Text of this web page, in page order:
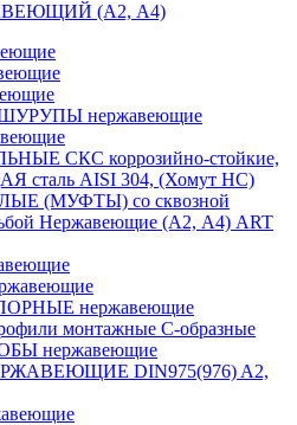
(А2, А4)
нержавеющие
СКС коррозийно-стойкие,
AISI 304, (Хомут НС)
(МУФТЫ) со сквозной
Нержавеющие (А2, А4) ART
нержавеющие
монтажные С-образные
нержавеющие
DIN975(976) A2,